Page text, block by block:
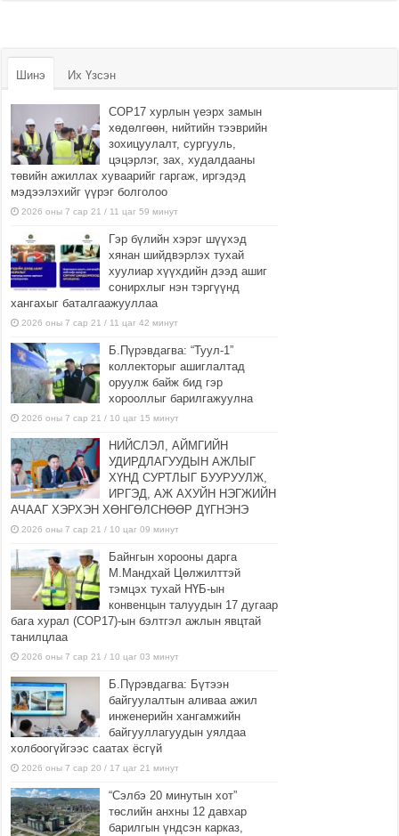
Шинэ Их Үзсэн
COP17 хурлын үеэрх замын
хөдөлгөөн, нийтийн тээврийн
зохицуулалт, сургууль,
цэцэрлэг, зах, худалдааны
төвийн ажиллах хуваарийг гаргаж, иргэдэд
мэдээлэхийг үүрэг болголоо
2026 оны 7 сар 21 / 11 цаг 59 минут
Гэр бүлийн хэрэг шүүхэд
хянан шийдвэрлэх тухай
хуулиар хүүхдийн дээд ашиг
сонирхлыг нэн тэргүүнд
хангахыг баталгаажууллаа
2026 оны 7 сар 21 / 11 цаг 42 минут
Б.Пүрэвдагва: “Туул-1”
коллекторыг ашиглалтад
оруулж байж бид гэр
хорооллыг барилгажуулна
2026 оны 7 сар 21 / 10 цаг 15 минут
НИЙСЛЭЛ, АЙМГИЙН
УДИРДЛАГУУДЫН АЖЛЫГ
ХҮНД СУРТЛЫГ БУУРУУЛЖ,
ИРГЭД, АЖ АХУЙН НЭГЖИЙН
АЧААГ ХЭРХЭН ХӨНГӨЛСНӨӨР ДҮГНЭНЭ
2026 оны 7 сар 21 / 10 цаг 09 минут
Байнгын хорооны дарга
М.Мандхай Цөлжилттэй
тэмцэх тухай НҮБ-ын
конвенцын талуудын 17 дугаар
бага хурал (СОР17)-ын бэлтгэл ажлын явцтай
танилцлаа
2026 оны 7 сар 21 / 10 цаг 03 минут
Б.Пүрэвдагва: Бүтээн
байгуулалтын аливаа ажил
инженерийн хангамжийн
байгууллагуудын уялдаа
холбоогүйгээс саатах ёсгүй
2026 оны 7 сар 20 / 17 цаг 21 минут
“Сэлбэ 20 минутын хот”
төслийн анхны 12 давхар
барилгын үндсэн карказ,